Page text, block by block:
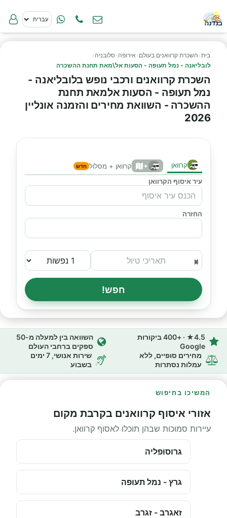
בית› השכרת קרוואנים בעולם › אירופה ›סלובניה ›
לובליאנה - נמל תעופה - הסעות אל\מאת תחנת ההשכרה
השכרת קרוואנים ורכבי נופש בלובליאנה -
נמל תעופה - הסעות אלמאת תחנת
ההשכרה - השוואת מחירים והזמנה אונליין
2026
קרוואן + קרוואן + מסלול חדש
עיר איסוף הקרוואן
החזרה
חפש!
4.5★ · +400 ביקורות
Google
השוואה בין למעלה מ-50
ספקים ברחבי העולם
מחירים סופיים, ללא
עמלות נסתרות
שירות אנושי, 7 ימים
בשבוע
המשיכו בחיפוש
אזורי איסוף קרוואנים בקרבת מקום
עיירות סמוכות שבהן תוכלו לאסוף קרוואן.
גרוסופליה
גרץ - נמל תעופה
זאגרב - זגרב